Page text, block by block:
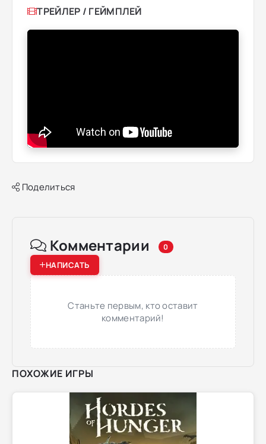
ТРЕЙЛЕР / ГЕЙМПЛЕЙ
Поделиться
Комментарии 0
НАПИСАТЬ
Станьте первым, кто оставит
комментарий!
ПОХОЖИЕ ИГРЫ